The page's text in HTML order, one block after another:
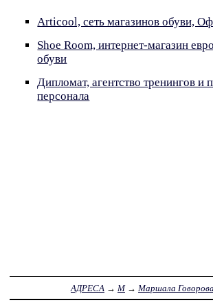
Articool, сеть магазинов обуви,
Shoe Room, интернет-магазин
обуви
Дипломат, агентство тренингов и
персонала
АДРЕСА → М→ Маршала Говорова